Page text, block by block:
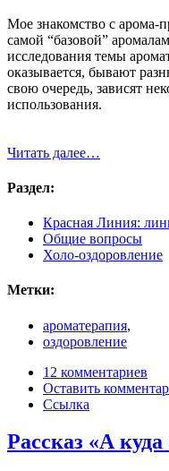
Мое знакомство с арома-
самой “базовой”
исследования темы
оказывается, бывают
свою очередь, зависят
использования.
Читать далее…
Раздел:
Красная Линия:
Общие вопросы
Холо-оздоровление
Метки:
ароматерапия,
оздоровление
12 комментариев
Оставить
Ссылка
Рассказ «А